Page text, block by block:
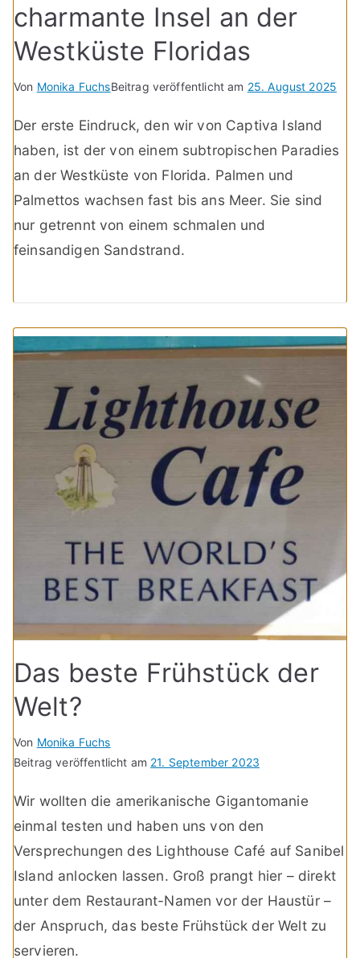
charmante Insel an der
Westküste Floridas
Von Monika FuchsBeitrag veröffentlicht am 25. August 2025
Der erste Eindruck, den wir von Captiva Island
haben, ist der von einem subtropischen Paradies
an der Westküste von Florida. Palmen und
Palmettos wachsen fast bis ans Meer. Sie sind
nur getrennt von einem schmalen und
feinsandigen Sandstrand.
Das beste Frühstück der
Welt?
Von Monika Fuchs
Beitrag veröffentlicht am 21. September 2023
Wir wollten die amerikanische Gigantomanie
einmal testen und haben uns von den
Versprechungen des Lighthouse Café auf Sanibel
Island anlocken lassen. Groß prangt hier – direkt
unter dem Restaurant-Namen vor der Haustür –
der Anspruch, das beste Frühstück der Welt zu
servieren.